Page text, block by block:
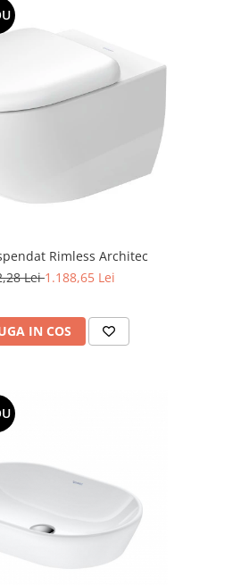
Rimless Architec
Lei1.188,65 Lei
IN COS